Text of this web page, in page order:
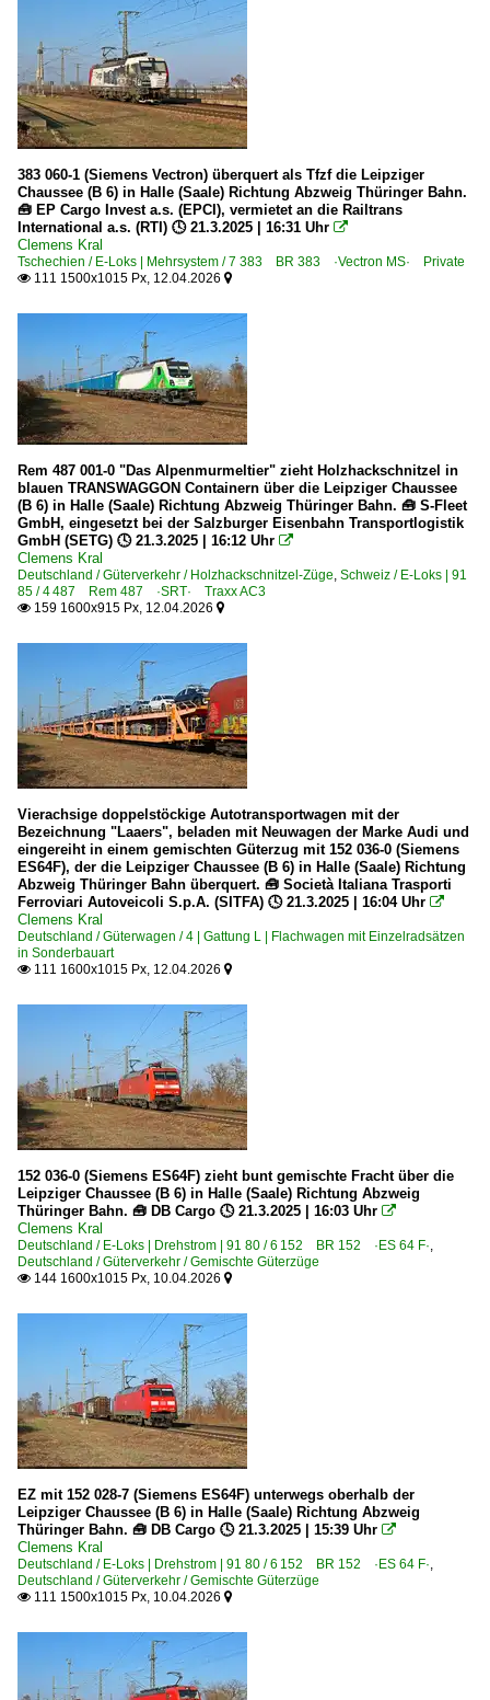
383 060-1 (Siemens Vectron) überquert als Tfzf die Leipziger
Chaussee (B 6) in Halle (Saale) Richtung Abzweig Thüringer Bahn.
🧰 EP Cargo Invest a.s. (EPCI), vermietet an die Railtrans
International a.s. (RTI) 🕓 21.3.2025 | 16:31 Uhr 
Clemens Kral
Tschechien / E-Loks | Mehrsystem / 7 383 BR 383 ·Vectron MS· Private
 111 1500x1015 Px, 12.04.2026 
Rem 487 001-0 "Das Alpenmurmeltier" zieht Holzhackschnitzel in
blauen TRANSWAGGON Containern über die Leipziger Chaussee
(B 6) in Halle (Saale) Richtung Abzweig Thüringer Bahn. 🧰 S-Fleet
GmbH, eingesetzt bei der Salzburger Eisenbahn Transportlogistik
GmbH (SETG) 🕓 21.3.2025 | 16:12 Uhr 
Clemens Kral
Deutschland / Güterverkehr / Holzhackschnitzel-Züge Schweiz / E-Loks | 91
85 / 4 487 Rem 487 ·SRT· Traxx AC3
 159 1600x915 Px, 12.04.2026 
Vierachsige doppelstöckige Autotransportwagen mit der
Bezeichnung "Laaers", beladen mit Neuwagen der Marke Audi und
eingereiht in einem gemischten Güterzug mit 152 036-0 (Siemens
ES64F), der die Leipziger Chaussee (B 6) in Halle (Saale) Richtung
Abzweig Thüringer Bahn überquert. 🧰 Società Italiana Trasporti
Ferroviari Autoveicoli S.p.A. (SITFA) 🕓 21.3.2025 | 16:04 Uhr 
Clemens Kral
Deutschland / Güterwagen / 4 | Gattung L | Flachwagen mit Einzelradsätzen
in Sonderbauart
 111 1600x1015 Px, 12.04.2026 
152 036-0 (Siemens ES64F) zieht bunt gemischte Fracht über die
Leipziger Chaussee (B 6) in Halle (Saale) Richtung Abzweig
Thüringer Bahn. 🧰 DB Cargo 🕓 21.3.2025 | 16:03 Uhr 
Clemens Kral
Deutschland / E-Loks | Drehstrom | 91 80 / 6 152 BR 152 ·ES 64 F·
Deutschland / Güterverkehr / Gemischte Güterzüge
 144 1600x1015 Px, 10.04.2026 
EZ mit 152 028-7 (Siemens ES64F) unterwegs oberhalb der
Leipziger Chaussee (B 6) in Halle (Saale) Richtung Abzweig
Thüringer Bahn. 🧰 DB Cargo 🕓 21.3.2025 | 15:39 Uhr 
Clemens Kral
Deutschland / E-Loks | Drehstrom | 91 80 / 6 152 BR 152 ·ES 64 F·
Deutschland / Güterverkehr / Gemischte Güterzüge
 111 1500x1015 Px, 10.04.2026 